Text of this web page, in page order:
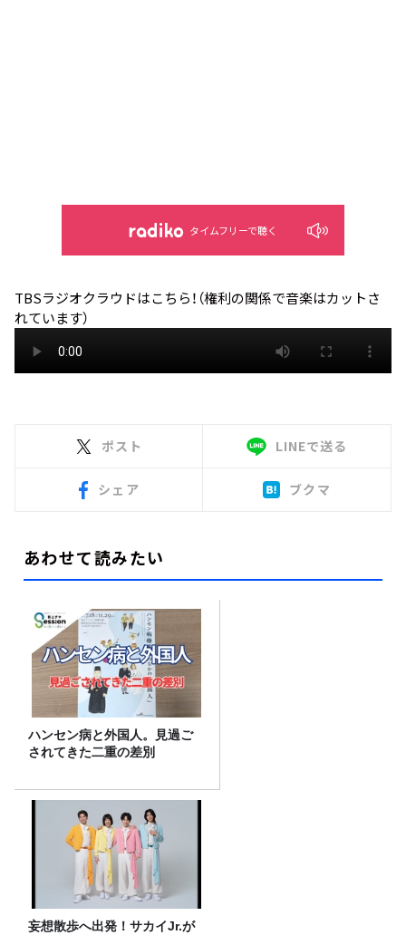
タイムフリーで聴く
TBSラジオクラウドはこちら！（権利の関係で音楽はカットさ
れています）
ポスト LINEで送る
シェア ブクマ
あわせて読みたい
ハンセン病と外国人。見過ご
されてきた二重の差別
妄想散歩へ出発！サカイJr.が